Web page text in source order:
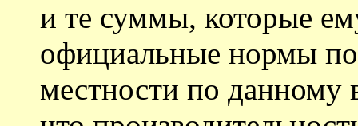
и те суммы, которые
официальные нормы
местности по данному